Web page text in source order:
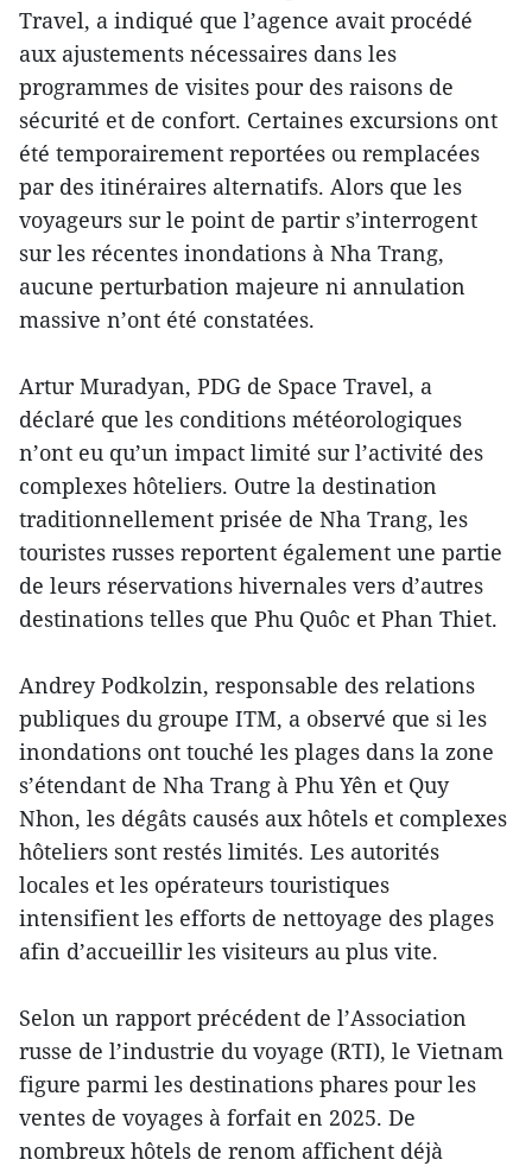
Travel, a indiqué que l’agence avait procédé
aux ajustements nécessaires dans les
programmes de visites pour des raisons de
sécurité et de confort. Certaines excursions ont
été temporairement reportées ou remplacées
par des itinéraires alternatifs. Alors que les
voyageurs sur le point de partir s’interrogent
sur les récentes inondations à Nha Trang,
aucune perturbation majeure ni annulation
massive n’ont été constatées.
Artur Muradyan, PDG de Space Travel, a
déclaré que les conditions météorologiques
n’ont eu qu’un impact limité sur l’activité des
complexes hôteliers. Outre la destination
traditionnellement prisée de Nha Trang, les
touristes russes reportent également une partie
de leurs réservations hivernales vers d’autres
destinations telles que Phu Quôc et Phan Thiet.
Andrey Podkolzin, responsable des relations
publiques du groupe ITM, a observé que si les
inondations ont touché les plages dans la zone
s’étendant de Nha Trang à Phu Yên et Quy
Nhon, les dégâts causés aux hôtels et complexes
hôteliers sont restés limités. Les autorités
locales et les opérateurs touristiques
intensifient les efforts de nettoyage des plages
afin d’accueillir les visiteurs au plus vite.
Selon un rapport précédent de l’Association
russe de l’industrie du voyage (RTI), le Vietnam
figure parmi les destinations phares pour les
ventes de voyages à forfait en 2025. De
nombreux hôtels de renom affichent déjà